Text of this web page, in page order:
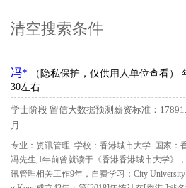
清空搜索条件
冯* （隐私保护，仅供用人单位查看）
30左右
学士阶段 留信大数据预测薪资标准：
月
专业：资讯管理 学校：香港城市大学 国家：
冯先生,1年前曾就读于《香港香港城市大学》
讯管理相关工作9年，自费学习；City